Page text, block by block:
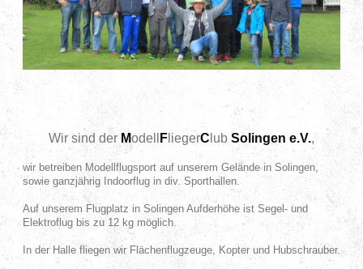
Wir sind der Modell F liegerC lub Solingen e.V.,
wir betreiben Modellflugsport auf unserem Gelände in Solingen,
sowie ganzjährig Indoorflug in div. Sporthallen.
Auf unserem Flugplatz in Solingen Aufderhöhe ist Segel- und
Elektroflug bis zu 12 kg möglich.
In der Halle fliegen wir Flächenflugzeuge, Kopter und Hubschrauber.